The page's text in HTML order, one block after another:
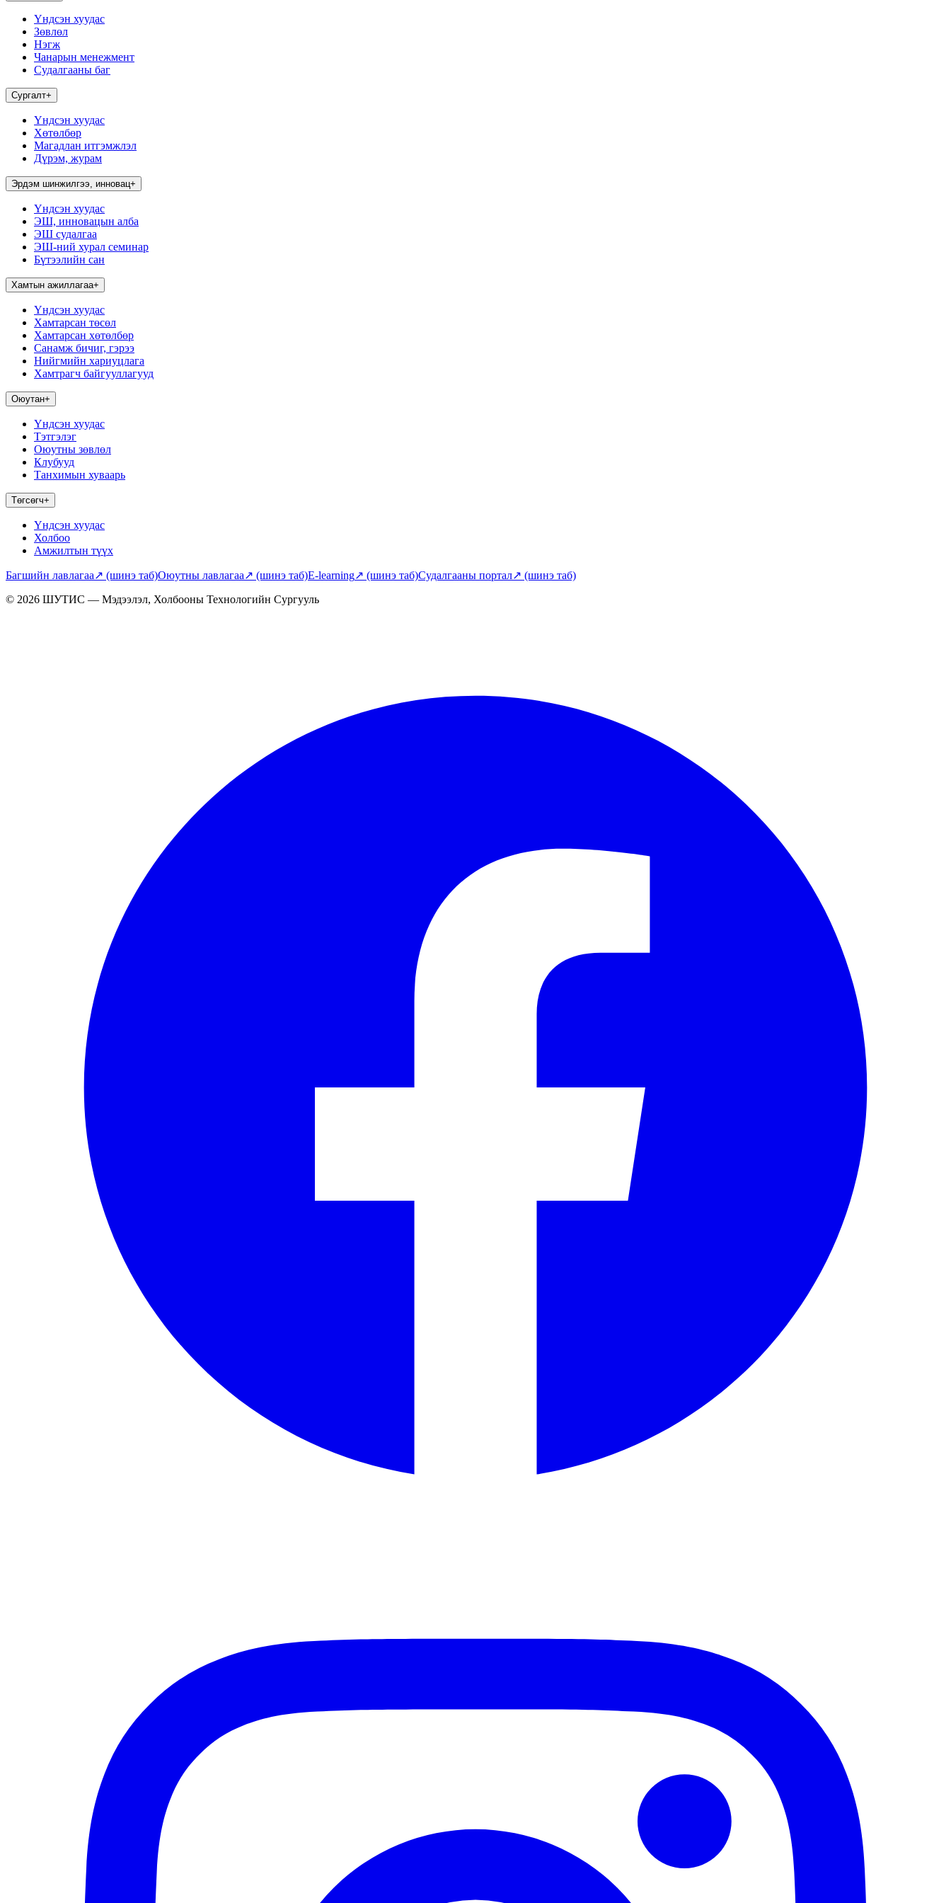
Үндсэн хуудас
Зөвлөл
Нэгж
Чанарын менежмент
Судалгааны баг
Сургалт+
Үндсэн хуудас
Хөтөлбөр
Магадлан итгэмжлэл
Дүрэм, журам
Эрдэм шинжилгээ, инновац+
Үндсэн хуудас
ЭШ, инновацын алба
ЭШ судалгаа
ЭШ-ний хурал семинар
Бүтээлийн сан
Хамтын ажиллагаа+
Үндсэн хуудас
Хамтарсан төсөл
Хамтарсан хөтөлбөр
Санамж бичиг, гэрээ
Нийгмийн хариуцлага
Хамтрагч байгууллагууд
Оюутан+
Үндсэн хуудас
Тэтгэлэг
Оюутны зөвлөл
Клубууд
Танхимын хуваарь
Төгсөгч+
Үндсэн хуудас
Холбоо
Амжилтын түүх
Багшийн лавлагаа↗ (шинэ таб)Оюутны лавлагаа↗ (шинэ таб)E-learning↗ (шинэ таб)Судалгааны портал↗ (шинэ таб)
© 2026 ШУТИС — Мэдээлэл, Холбооны Технологийн Сургууль